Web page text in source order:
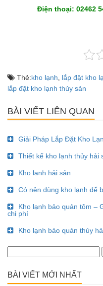
Điện thoại: 02462
Thẻ:kho lạnh lắp đặt kho
lắp đặt kho lạnh thủy sản
BÀI VIẾT LIÊN QUAN
Giải Pháp Lắp Đặt Kho
Thiết kế kho lạnh thủy hải
Kho lạnh hải sản
Có nên dùng kho lạnh để
Kho lạnh bảo quản tôm –
chi phí
Kho lạnh bảo quản thủy
kiếm
BÀI VIẾT MỚI NHẤT